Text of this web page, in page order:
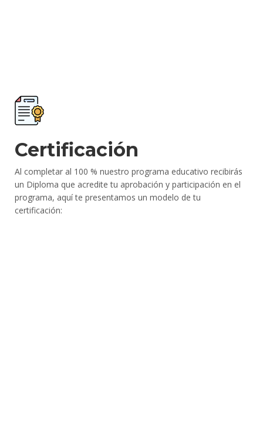
Certificación
Al completar al 100 % nuestro programa educativo recibirás
un Diploma que acredite tu aprobación y participación en el
programa, aquí te presentamos un modelo de tu
certificación: